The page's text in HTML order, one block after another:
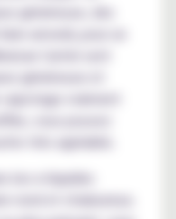
généreuse, des
arrondi, pour un
Cartel sont
généreuse et
vraiment
vous pouvez
très agréable.
les e-liquides
rond et chaleureux.